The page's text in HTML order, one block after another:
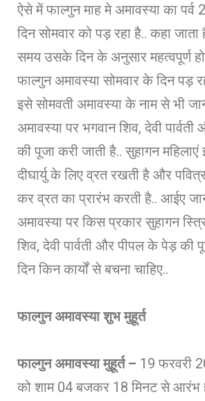
ऐसे में फाल्गुन माह मे अमावस्या का पर्व
दिन सोमवार को पड़ रहा है.. कहा
समय उसके दिन के अनुसार महत्वपूर्ण
फाल्गुन अमावस्या सोमवार के दिन पड़
इसे सोमवती अमावस्या के नाम से भी
अमावस्या पर भगवान शिव, देवी
की पूजा करी जाती है.. सुहागन महिलाएं
दीघार्यु के लिए व्रत रखती है और
कर व्रत का प्रारंभ करती है.. आईए
अमावस्या पर किस प्रकार सुहागन
शिव, देवी पार्वती और पीपल के पेड़
दिन किन कार्यों से बचना चाहिए..
फाल्गुन अमावस्या शुभ मुहूर्त
फाल्गुन अमावस्या मुहूर्त – 19 फरवरी
को शाम 04 बजकर 18 मिनट से आरंभ